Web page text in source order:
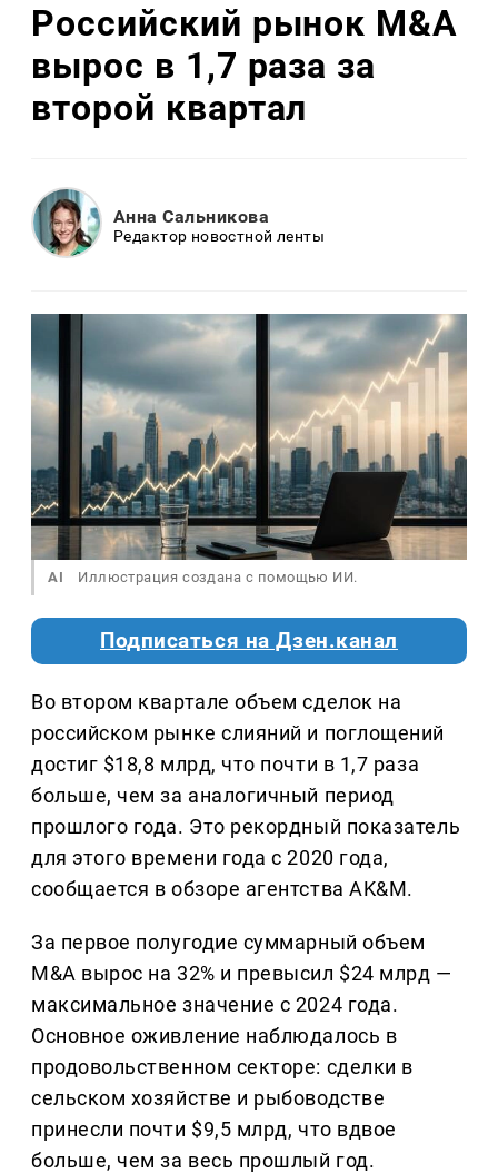
Российский рынок M&A
вырос в 1,7 раза за
второй квартал
Анна Сальникова
Редактор новостной ленты
AI Иллюстрация создана с помощью ИИ.
Подписаться на Дзен.канал
Во втором квартале объем сделок на
российском рынке слияний и поглощений
достиг $18,8 млрд, что почти в 1,7 раза
больше, чем за аналогичный период
прошлого года. Это рекордный показатель
для этого времени года с 2020 года,
сообщается в обзоре агентства AK&M.
За первое полугодие суммарный объем
M&A вырос на 32% и превысил $24 млрд —
максимальное значение с 2024 года.
Основное оживление наблюдалось в
продовольственном секторе: сделки в
сельском хозяйстве и рыбоводстве
принесли почти $9,5 млрд, что вдвое
больше, чем за весь прошлый год.